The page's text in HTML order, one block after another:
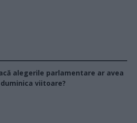
alegerile parlamentare ar avea
viitoare?